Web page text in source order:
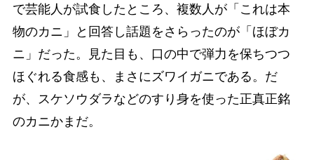
で芸能人が試食したところ、複数人が「これは本
物のカニ」と回答し話題をさらったのが「ほぼカ
ニ」だった。見た目も、口の中で弾力を保ちつつ
ほぐれる食感も、まさにズワイガニである。だ
が、スケソウダラなどのすり身を使った正真正銘
のカニかまだ。